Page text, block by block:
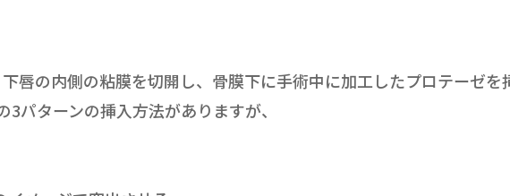
唇の内側の粘膜を切開し、骨膜下に手術中に加工したプロテーゼ
パターンの挿入方法がありますが、